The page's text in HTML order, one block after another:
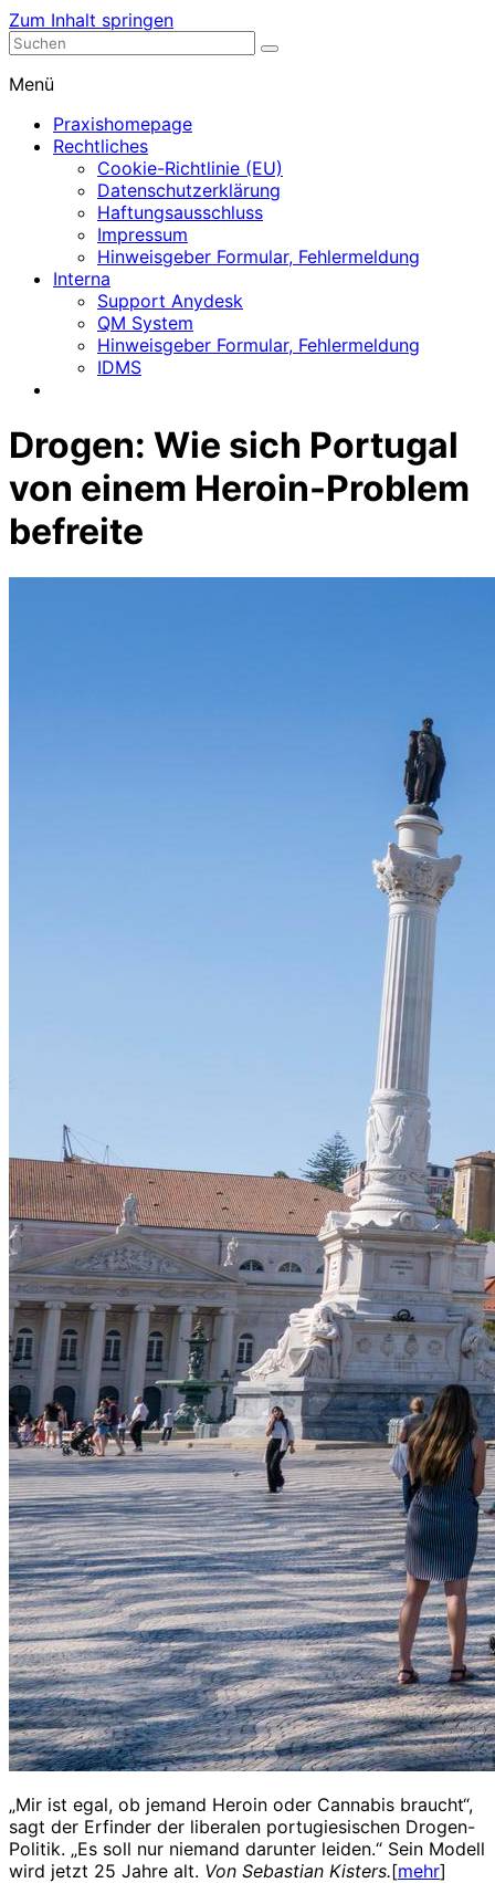
Zum Inhalt springen
Nephrologische Praxis mit Dialyse
Menü
Praxishomepage
Rechtliches
Cookie-Richtlinie (EU)
Datenschutzerklärung
Haftungsausschluss
Impressum
Hinweisgeber Formular, Fehlermeldung
Interna
Support Anydesk
QM System
Hinweisgeber Formular, Fehlermeldung
IDMS
Drogen: Wie sich Portugal
von einem Heroin-Problem
befreite
„Mir ist egal, ob jemand Heroin oder Cannabis braucht“,
sagt der Erfinder der liberalen portugiesischen Drogen-
Politik. „Es soll nur niemand darunter leiden.“ Sein Modell
wird jetzt 25 Jahre alt. Von Sebastian Kisters.[mehr]